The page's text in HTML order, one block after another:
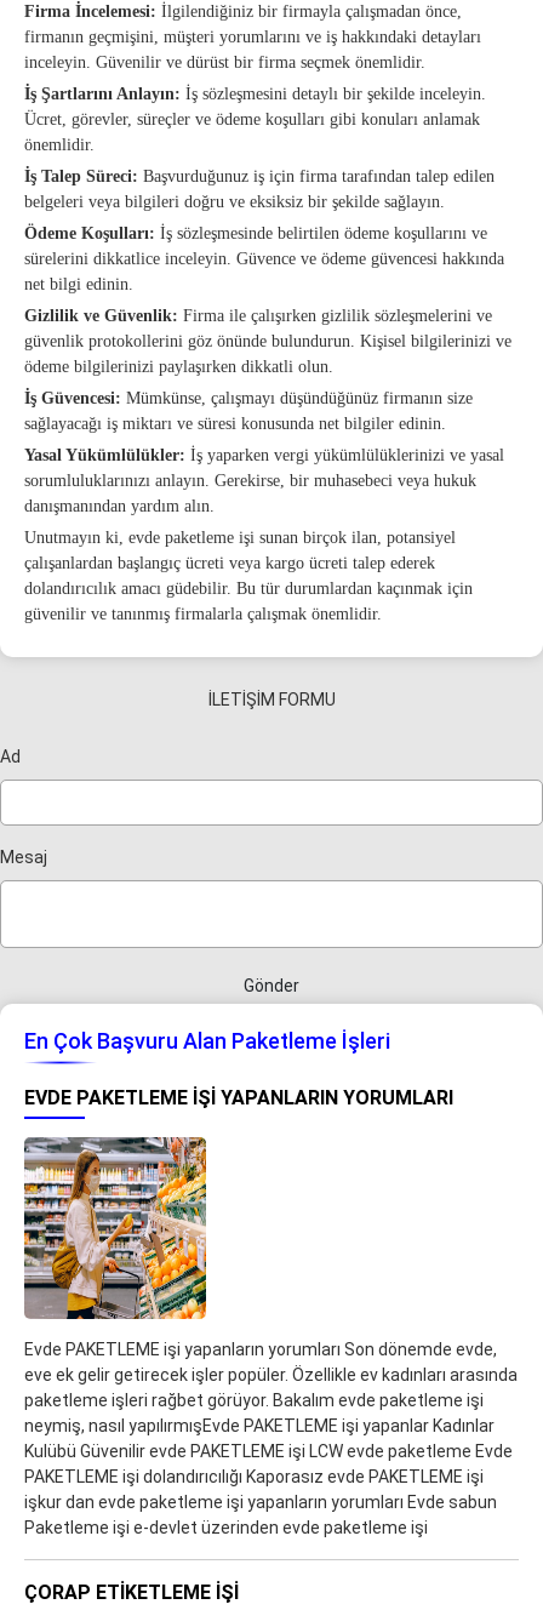
Firma İncelemesi: İlgilendiğiniz bir firmayla çalışmadan önce,
firmanın geçmişini, müşteri yorumlarını ve iş hakkındaki detayları
inceleyin. Güvenilir ve dürüst bir firma seçmek önemlidir.
İş Şartlarını Anlayın: İş sözleşmesini detaylı bir şekilde inceleyin.
Ücret, görevler, süreçler ve ödeme koşulları gibi konuları anlamak
önemlidir.
İş Talep Süreci: Başvurduğunuz iş için firma tarafından talep edilen
belgeleri veya bilgileri doğru ve eksiksiz bir şekilde sağlayın.
Ödeme Koşulları: İş sözleşmesinde belirtilen ödeme koşullarını ve
sürelerini dikkatlice inceleyin. Güvence ve ödeme güvencesi hakkında
net bilgi edinin.
Gizlilik ve Güvenlik: Firma ile çalışırken gizlilik sözleşmelerini ve
güvenlik protokollerini göz önünde bulundurun. Kişisel bilgilerinizi ve
ödeme bilgilerinizi paylaşırken dikkatli olun.
İş Güvencesi: Mümkünse, çalışmayı düşündüğünüz firmanın size
sağlayacağı iş miktarı ve süresi konusunda net bilgiler edinin.
Yasal Yükümlülükler: İş yaparken vergi yükümlülüklerinizi ve yasal
sorumluluklarınızı anlayın. Gerekirse, bir muhasebeci veya hukuk
danışmanından yardım alın.
Unutmayın ki, evde paketleme işi sunan birçok ilan, potansiyel
çalışanlardan başlangıç ücreti veya kargo ücreti talep ederek
dolandırıcılık amacı güdebilir. Bu tür durumlardan kaçınmak için
güvenilir ve tanınmış firmalarla çalışmak önemlidir.
İLETİŞİM FORMU
Ad
Mesaj
Gönder
En Çok Başvuru Alan Paketleme İşleri
EVDE PAKETLEME IŞI YAPANLARIN YORUMLARI
Evde PAKETLEME işi yapanların yorumları Son dönemde evde,
eve ek gelir getirecek işler popüler. Özellikle ev kadınları arasında
paketleme işleri rağbet görüyor. Bakalım evde paketleme işi
neymiş, nasıl yapılırmışEvde PAKETLEME işi yapanlar Kadınlar
Kulübü Güvenilir evde PAKETLEME işi LCW evde paketleme Evde
PAKETLEME işi dolandırıcılığı Kaporasız evde PAKETLEME işi
işkur dan evde paketleme işi yapanların yorumları Evde sabun
Paketleme işi e-devlet üzerinden evde paketleme işi
ÇORAP ETIKETLEME İŞI